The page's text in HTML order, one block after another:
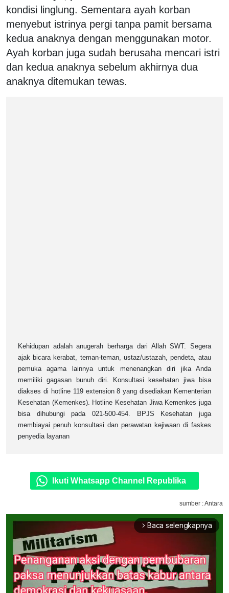
kondisi linglung. Sementara ayah korban
menyebut istrinya pergi tanpa pamit bersama
kedua anaknya dengan menggunakan motor.
Ayah korban juga sudah berusaha mencari istri
dan kedua anaknya sebelum akhirnya dua
anaknya ditemukan tewas.
Kehidupan adalah anugerah berharga dari Allah SWT. Segera
ajak bicara kerabat, teman-teman, ustaz/ustazah, pendeta, atau
pemuka agama lainnya untuk menenangkan diri jika Anda
memiliki gagasan bunuh diri. Konsultasi kesehatan jiwa bisa
diakses di hotline 119 extension 8 yang disediakan Kementerian
Kesehatan (Kemenkes). Hotline Kesehatan Jiwa Kemenkes juga
bisa dihubungi pada 021-500-454. BPJS Kesehatan juga
membiayai penuh konsultasi dan perawatan kejiwaan di faskes
penyedia layanan
Ikuti Whatsapp Channel Republika
sumber : Antara
arrow_forward_ios Baca selengkapnya